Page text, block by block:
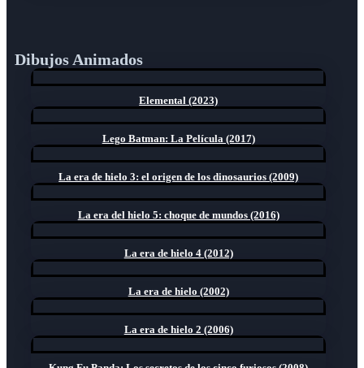
Dibujos Animados
Elemental (2023)
Lego Batman: La Película (2017)
La era de hielo 3: el origen de los dinosaurios (2009)
La era del hielo 5: choque de mundos (2016)
La era de hielo 4 (2012)
La era de hielo (2002)
La era de hielo 2 (2006)